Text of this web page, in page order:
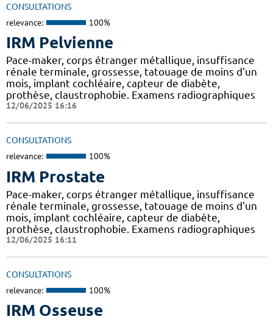
CONSULTATIONS
relevance: 100%
IRM Pelvienne
Pace-maker, corps étranger métallique, insuffisance
rénale terminale, grossesse, tatouage de moins d'un
mois, implant cochléaire, capteur de diabète,
prothèse, claustrophobie. Examens radiographiques
12/06/2025 16:16
CONSULTATIONS
relevance: 100%
IRM Prostate
Pace-maker, corps étranger métallique, insuffisance
rénale terminale, grossesse, tatouage de moins d'un
mois, implant cochléaire, capteur de diabète,
prothèse, claustrophobie. Examens radiographiques
12/06/2025 16:11
CONSULTATIONS
relevance: 100%
IRM Osseuse